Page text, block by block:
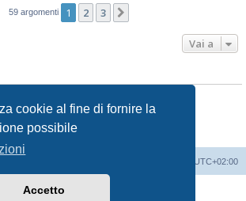
cookie al fine di fornire la
possibile
Accetto
59 argomenti 1 2 3
Vai a
UTC+02:00
phpBB® Forum Software © phpBB Limited